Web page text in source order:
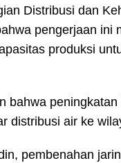
Distribusi dan
pengerjaan ini
produksi
bahwa
distribusi air ke
pembenahan